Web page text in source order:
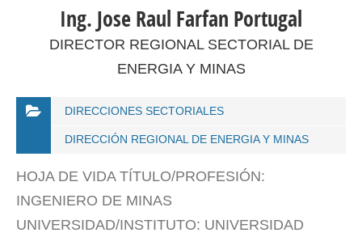
Ing. Jose Raul Farfan Portugal
DIRECTOR REGIONAL SECTORIAL DE
ENERGIA Y MINAS
DIRECCIONES SECTORIALES
DIRECCIÓN REGIONAL DE ENERGIA Y MINAS
HOJA DE VIDA TÍTULO/PROFESIÓN:
INGENIERO DE MINAS
UNIVERSIDAD/INSTITUTO: UNIVERSIDAD